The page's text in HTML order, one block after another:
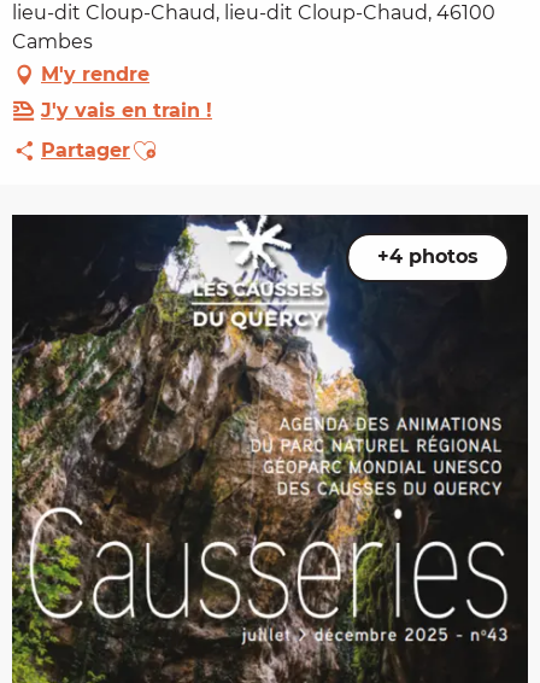
lieu-dit Cloup-Chaud, lieu-dit Cloup-Chaud, 46100
Cambes
M'y rendre
J'y vais en train !
PartagerAjouter aux favoris
+4 photos